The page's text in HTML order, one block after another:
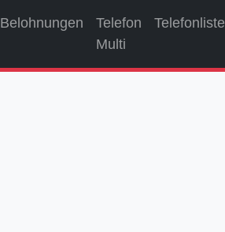
Belohnungen
Telefon
Multi
Telefonliste